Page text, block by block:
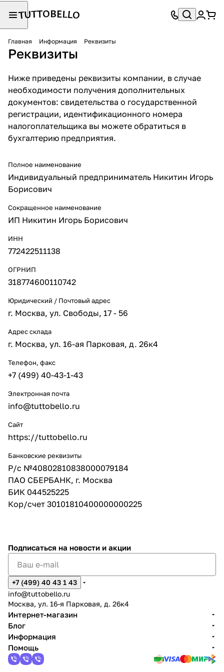
Главная Информация Реквизиты
Реквизиты
Ниже приведены реквизиты компании, в случае
необходимости получения дополнительных
документов: свидетельства о государственной
регистрации, идентификационного номера
налогоплательщика вы можете обратиться в
бухгалтерию предприятия.
Полное наименование
Индивидуальный предприниматель Никитин Игорь
Борисович
Сокращенное наименование
ИП Никитин Игорь Борисович
ИНН
772422511138
ОГРНИП
318774600110742
Юридический / Почтовый адрес
г. Москва, ул. Свободы, 17 - 56
Адрес склада
г. Москва, ул. 16-ая Парковая, д. 26к4
Телефон, факс
+7 (499) 40-43-1-43
Электронная почта
info@tuttobello.ru
Сайт
https://tuttobello.ru
Банковские реквизиты
Р/с №40802810838000079184
ПАО СБЕРБАНК, г. Москва
БИК 044525225
Кор/счет 30101810400000000225
Подписаться на новости и акции
+7 (499) 40 43 1 43
info@tuttobello.ru
Москва, ул. 16-я Парковая, д. 26к4
Интернет-магазин
Блог
Информация
Помощь